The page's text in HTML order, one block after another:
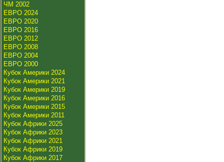
ЧМ 2002
ЕВРО 2024
ЕВРО 2020
ЕВРО 2016
ЕВРО 2012
ЕВРО 2008
ЕВРО 2004
ЕВРО 2000
Кубок Америки 2024
Кубок Америки 2021
Кубок Америки 2019
Кубок Америки 2016
Кубок Америки 2015
Кубок Америки 2011
Кубок Африки 2025
Кубок Африки 2023
Кубок Африки 2021
Кубок Африки 2019
Кубок Африки 2017